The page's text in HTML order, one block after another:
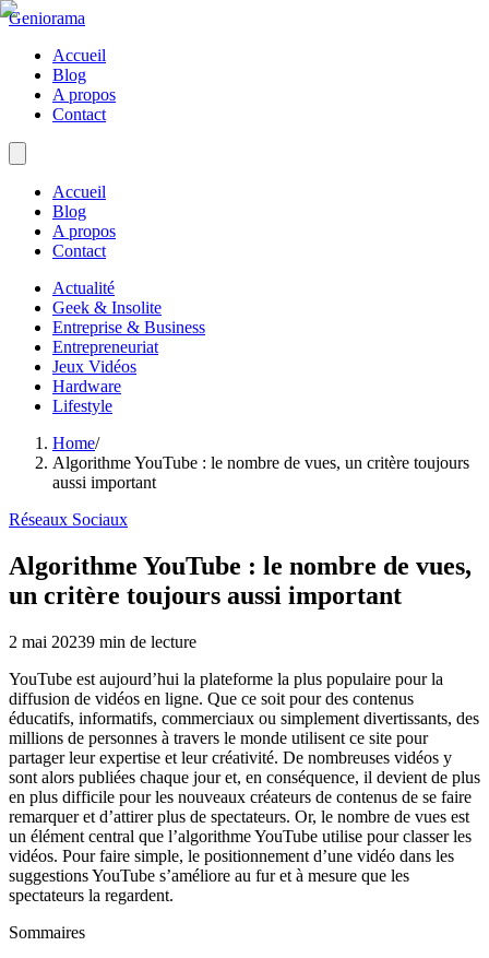
Geniorama
Accueil
Blog
A propos
Contact
Accueil
Blog
A propos
Contact
Actualité
Geek & Insolite
Entreprise & Business
Entrepreneuriat
Jeux Vidéos
Hardware
Lifestyle
Home/
Algorithme YouTube : le nombre de vues, un critère toujours
aussi important
Réseaux Sociaux
Algorithme YouTube : le nombre de vues,
un critère toujours aussi important
2 mai 20239 min de lecture
YouTube est aujourd’hui la plateforme la plus populaire pour la
diffusion de vidéos en ligne. Que ce soit pour des contenus
éducatifs, informatifs, commerciaux ou simplement divertissants, des
millions de personnes à travers le monde utilisent ce site pour
partager leur expertise et leur créativité. De nombreuses vidéos y
sont alors publiées chaque jour et, en conséquence, il devient de plus
en plus difficile pour les nouveaux créateurs de contenus de se faire
remarquer et d’attirer plus de spectateurs. Or, le nombre de vues est
un élément central que l’algorithme YouTube utilise pour classer les
vidéos. Pour faire simple, le positionnement d’une vidéo dans les
suggestions YouTube s’améliore au fur et à mesure que les
spectateurs la regardent.
Sommaires